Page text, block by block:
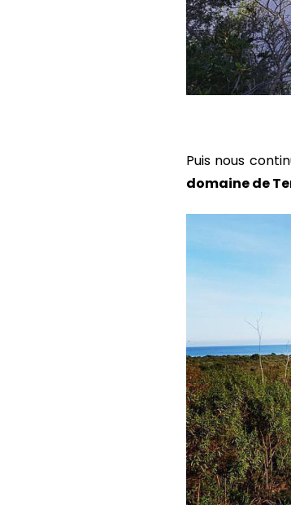
Puis nous
domaine de